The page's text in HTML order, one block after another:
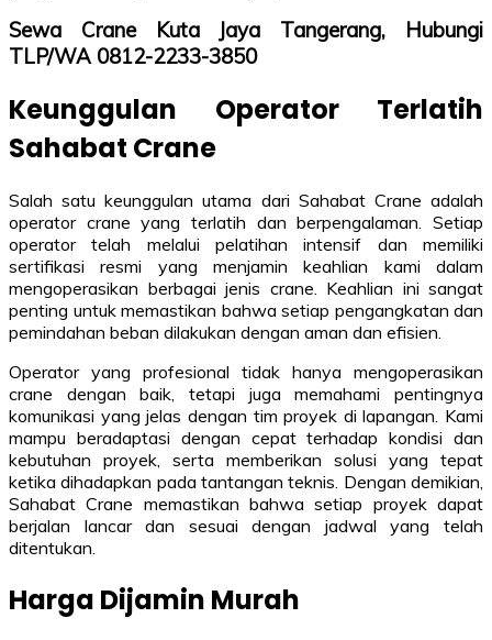
Sewa Crane Kuta Jaya Tangerang, Hubungi
TLP/WA 0812-2233-3850
Keunggulan Operator Terlatih
Sahabat Crane
Salah satu keunggulan utama dari Sahabat Crane adalah
operator crane yang terlatih dan berpengalaman. Setiap
operator telah melalui pelatihan intensif dan memiliki
sertifikasi resmi yang menjamin keahlian kami dalam
mengoperasikan berbagai jenis crane. Keahlian ini sangat
penting untuk memastikan bahwa setiap pengangkatan dan
pemindahan beban dilakukan dengan aman dan efisien.
Operator yang profesional tidak hanya mengoperasikan
crane dengan baik, tetapi juga memahami pentingnya
komunikasi yang jelas dengan tim proyek di lapangan. Kami
mampu beradaptasi dengan cepat terhadap kondisi dan
kebutuhan proyek, serta memberikan solusi yang tepat
ketika dihadapkan pada tantangan teknis. Dengan demikian,
Sahabat Crane memastikan bahwa setiap proyek dapat
berjalan lancar dan sesuai dengan jadwal yang telah
ditentukan.
Harga Dijamin Murah